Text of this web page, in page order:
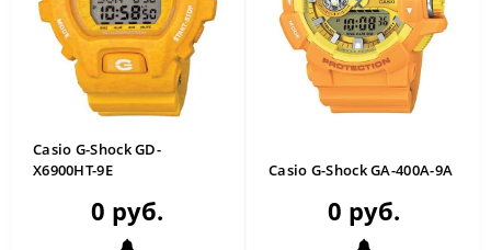
Casio G-Shock GD-
X6900HT-9E
0 руб.
Casio G-Shock GA-400A-9A
0 руб.